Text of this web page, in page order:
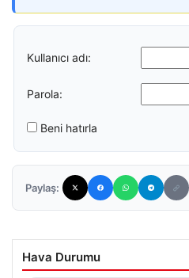
Kullanıcı adı:
Parola:
Beni hatırla
Paylaş:
Hava Durumu